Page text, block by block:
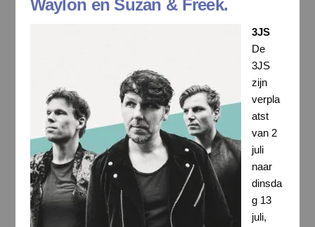
Waylon en Suzan & Freek.
3JS
De
3JS
zijn
verpla
atst
van 2
juli
naar
dinsda
g 13
juli,